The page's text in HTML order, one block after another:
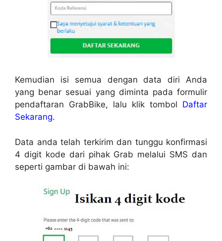
Kemudian isi semua dengan data diri Anda
yang benar sesuai yang diminta pada formulir
pendaftaran GrabBike, lalu klik tombol Daftar
Sekarang.
Data anda telah terkirim dan tunggu konfirmasi
4 digit kode dari pihak Grab melalui SMS dan
seperti gambar di bawah ini: